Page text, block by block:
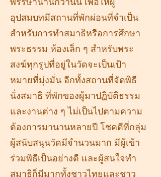
อุปสมบทมีสถานที่พักผ่อนที่จำเป็น
สำหรับการทำสมาธิหรือการศึกษา
พระธรรม ห้องเล็ก ๆ สำหรับพระ
สงฆ์ทุกรูปที่อยู่ในวัดจะเป็นเป้า
หมายที่มุ่งมั่น อีกทั้งสถานที่จัดพิธี
นั่งสมาธิ ที่พักของผู้มาปฏิบัติธรรม
และงานต่าง ๆ ไม่เป็นไปตามความ
ต้องการมานานหลายปี โชคดีที่กลุ่ม
ผู้สนับสนุนวัดมีจำนวนมาก มีผู้เข้า
ร่วมพิธีเป็นอย่างดี และผู้สนใจทำ
สมาธิก็มีมากทั้งชาวไทยและชาว